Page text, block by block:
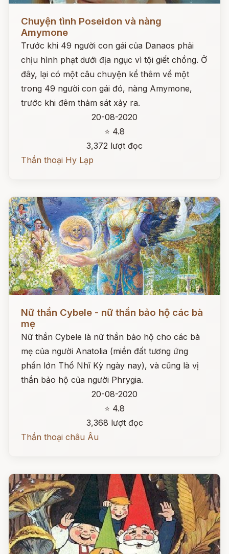
Chuyện tình Poseidon và nàng
Amymone
Trước khi 49 người con gái của Danaos phải
chịu hình phạt dưới địa ngục vì tội giết chồng. Ở
đây, lại có một câu chuyện kể thêm về một
trong 49 người con gái đó, nàng Amymone,
trước khi đêm thảm sát xảy ra.
20-08-2020
⭐ 4.8
3,372 lượt đọc
Thần thoại Hy Lạp
Nữ thần Cybele - nữ thần bảo hộ các bà
mẹ
Nữ thần Cybele là nữ thần bảo hộ cho các bà
mẹ của người Anatolia (miền đất tương ứng
phần lớn Thổ Nhĩ Kỳ ngày nay), và cũng là vị
thần bảo hộ của người Phrygia.
20-08-2020
⭐ 4.8
3,368 lượt đọc
Thần thoại châu Âu